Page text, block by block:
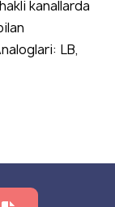
kanallarda
LB,